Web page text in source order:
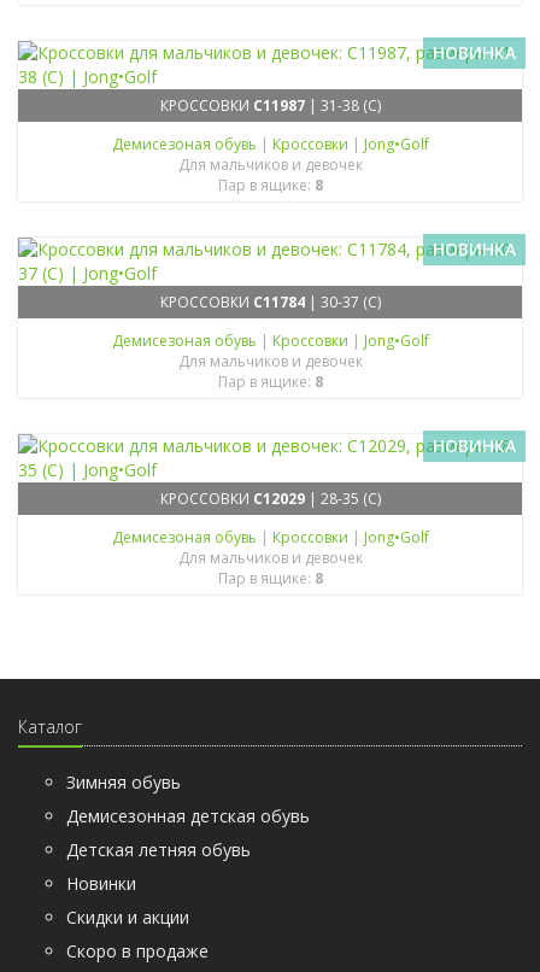
НОВИНКА
КРОССОВКИ C11987| 31-38 (C)
Демисезоная обувь | Кроссовки | Jong•Golf
Для мальчиков и девочек
Пар в ящике: 8
НОВИНКА
КРОССОВКИ C11784| 30-37 (C)
Демисезоная обувь | Кроссовки | Jong•Golf
Для мальчиков и девочек
Пар в ящике: 8
НОВИНКА
КРОССОВКИ C12029| 28-35 (C)
Демисезоная обувь | Кроссовки | Jong•Golf
Для мальчиков и девочек
Пар в ящике: 8
Каталог
Зимняя обувь
Демисезонная детская обувь
Детская летняя обувь
Новинки
Скидки и акции
Скоро в продаже